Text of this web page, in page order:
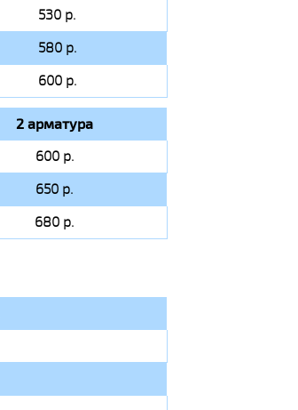
530 р.
580 р.
600 р.
2 арматура
600 р.
650 р.
680 р.